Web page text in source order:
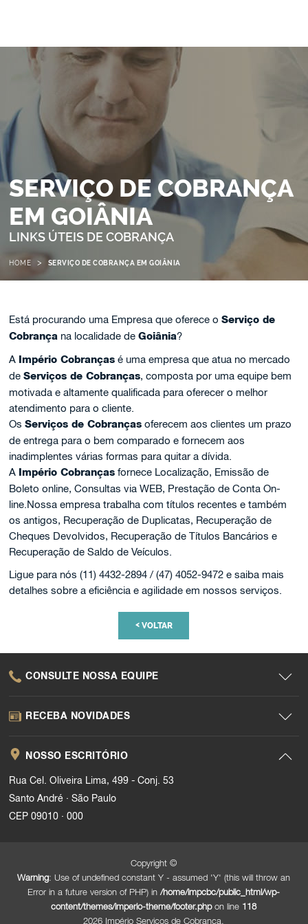
SERVIÇO DE COBRANÇA
EM GOIÂNIA
LINKS ÚTEIS DE COBRANÇA
HOME > SERVIÇO DE COBRANÇA EM GOIÂNIA
Está procurando uma Empresa que oferece oServiço de
Cobrança na localidade deGoiânia?
A Império Cobranças é uma empresa que atua no mercado
deServiços de Cobranças, composta por uma equipe bem
motivada e altamente qualificada para oferecer o melhor
atendimento para o cliente.
OsServiços de Cobranças oferecem aos clientes um prazo
de entrega para o bem comparado e fornecem aos
inadimplentes várias formas para quitar a dívida.
A Império Cobranças fornece Localização, Emissão de
Boleto online, Consultas via WEB, Prestação de Conta On-
line.Nossa empresa trabalha com títulos recentes e também
os antigos, Recuperação de Duplicatas, Recuperação de
Cheques Devolvidos, Recuperação de Títulos Bancários e
Recuperação de Saldo de Veículos.
Ligue para nós (11) 4432-2894 / (47) 4052-9472 e saiba mais
detalhes sobre a eficiência e agilidade em nossos serviços.
<VOLTAR
CONSULTE NOSSA EQUIPE
RECEBA NOVIDADES
NOSSO ESCRITÓRIO
Rua Cel. Oliveira Lima, 499 - Conj. 53
Santo André
São Paulo
CEP 09010
000
Copyright ©
Warning: Use of undefined constant Y - assumed 'Y' (this will throw an
Error in a future version of PHP) in/home/impcbc/public_html/wp-
content/themes/imperio-theme/footer.phpon line 118
2026 Império Serviços de Cobrança.